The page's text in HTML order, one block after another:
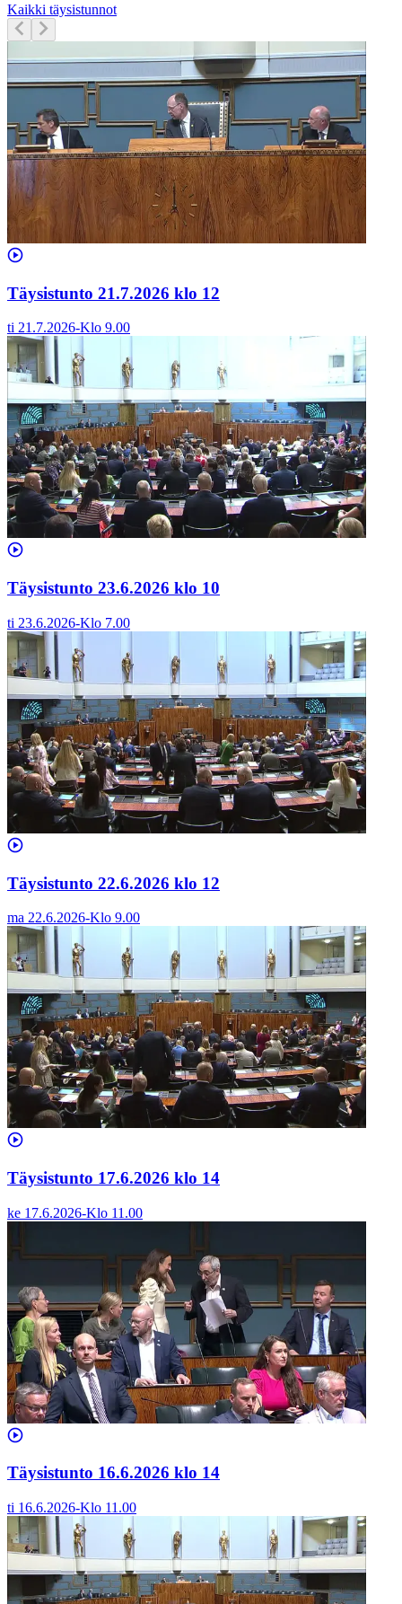
Kaikki täysistunnot
Täysistunto 21.7.2026 klo 12
ti 21.7.2026-Klo 9.00
Täysistunto 23.6.2026 klo 10
ti 23.6.2026-Klo 7.00
Täysistunto 22.6.2026 klo 12
ma 22.6.2026-Klo 9.00
Täysistunto 17.6.2026 klo 14
ke 17.6.2026-Klo 11.00
Täysistunto 16.6.2026 klo 14
ti 16.6.2026-Klo 11.00